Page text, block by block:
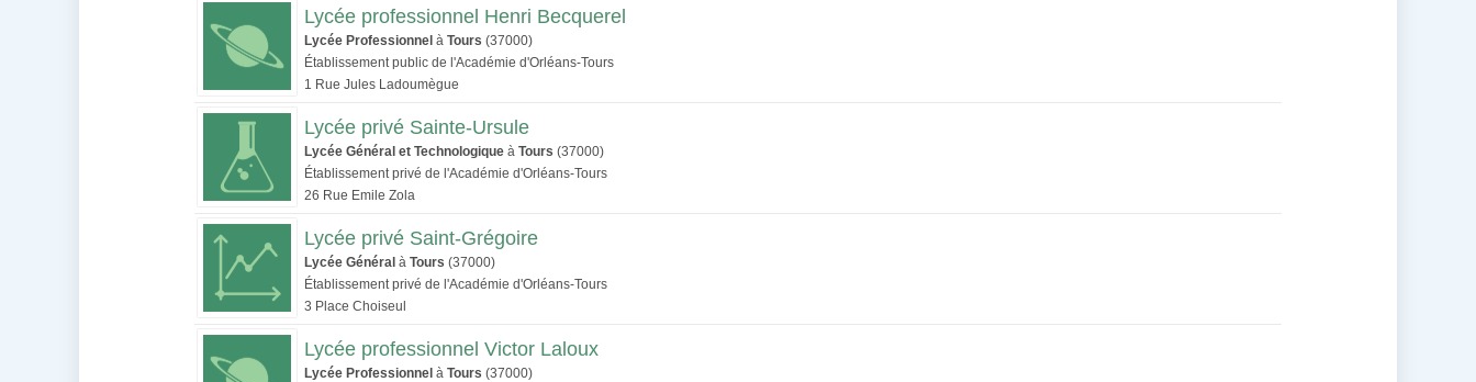
Lycée professionnel Henri Becquerel
Lycée Professionnel à Tours (37000)
Établissement public de l'Académie d'Orléans-Tours
1 Rue Jules Ladoumègue
Lycée privé Sainte-Ursule
Lycée Général et Technologique à Tours (37000)
Établissement privé de l'Académie d'Orléans-Tours
26 Rue Emile Zola
Lycée privé Saint-Grégoire
Lycée Général à Tours (37000)
Établissement privé de l'Académie d'Orléans-Tours
3 Place Choiseul
Lycée professionnel Victor Laloux
Lycée Professionnel à Tours (37000)